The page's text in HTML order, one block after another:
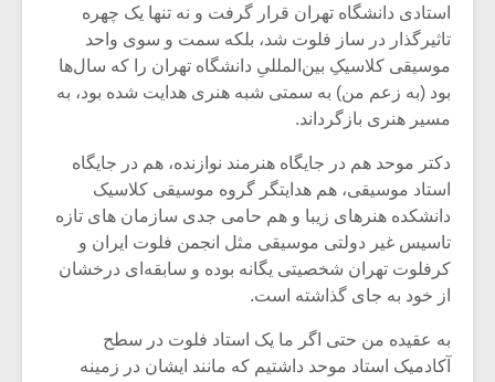
استادی دانشگاه تهران قرار گرفت و نه تنها یک چهره
تاثیرگذار در ساز فلوت شد، بلکه سمت و سوی واحد
موسیقی کلاسیکِ بین‌المللیِ دانشگاه تهران را که سال‌ها
بود (به زعم من) به سمتی شبه هنری هدایت شده بود، به
مسیر هنری بازگرداند.
دکتر موحد هم در جایگاه هنرمند نوازنده، هم در جایگاه
استاد موسیقی، هم هدایتگر گروه موسیقی کلاسیک
دانشکده هنرهای زیبا و هم حامی جدی سازمان های تازه
تاسیس غیر دولتی موسیقی مثل انجمن فلوت ایران و
کرفلوت تهران شخصیتی یگانه بوده و سابقه‌ای درخشان
از خود به جای گذاشته است.
به عقیده من حتی اگر ما یک استاد فلوت در سطح
آکادمیک استاد موحد داشتیم که مانند ایشان در زمینه